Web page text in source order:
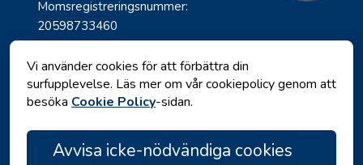
Momsregistreringsnummer:
20598733460
ID: HR-AB-23-060130534, MB:
0650676
Vi använder cookies för att förbättra din
surfupplevelse. Läs mer om vår cookiepolicy genom att
besöka Cookie Policy-sidan.
Avvisa icke-nödvändiga cookies